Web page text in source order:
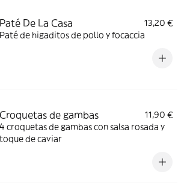
Paté De La Casa
13,20 €
Paté de higaditos de pollo y focaccia
Croquetas de gambas
11,90 €
4 croquetas de gambas con salsa rosada y
toque de caviar